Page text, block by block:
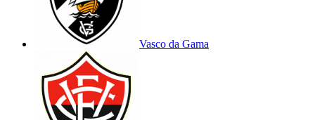
Vasco da Gama